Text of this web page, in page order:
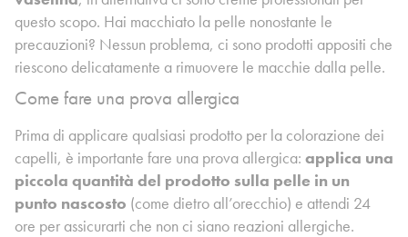
questo scopo. Hai macchiato la pelle nonostante le
precauzioni? Nessun problema, ci sono prodotti appositi che
riescono delicatamente a rimuovere le macchie dalla pelle.
Come fare una prova allergica
Prima di applicare qualsiasi prodotto per la colorazione dei
capelli, è importante fare una prova allergica: applica una
piccola quantità del prodotto sulla pelle in un
punto nascosto (come dietro all’orecchio) e attendi 24
ore per assicurarti che non ci siano reazioni allergiche.